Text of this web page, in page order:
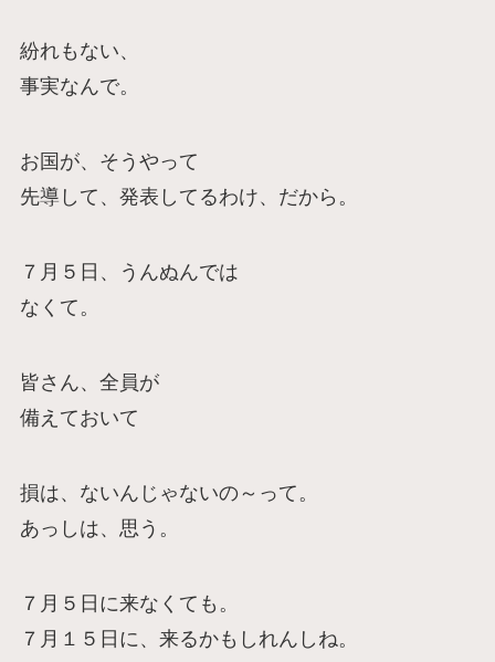
紛れもない、
事実なんで。
お国が、そうやって
先導して、発表してるわけ、だから。
７月５日、うんぬんでは
なくて。
皆さん、全員が
備えておいて
損は、ないんじゃないの～って。
あっしは、思う。
７月５日に来なくても。
７月１５日に、来るかもしれんしね。